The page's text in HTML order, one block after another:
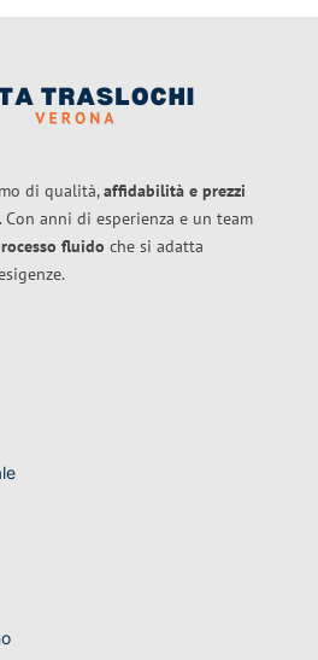
di qualità,affidabilità e prezzi
anni di esperienza e un team
fluido che si adatta